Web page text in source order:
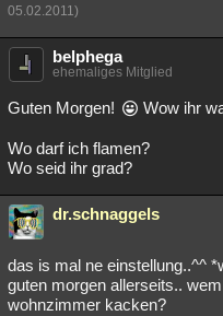
05.02.2011)
belphega
ehemaliges Mitglied
Guten Morgen! Wow ihr
Wo darf ich flamen?
Wo seid ihr grad?
dr.schnaggels
das is mal ne einstellung..^^
guten morgen allerseits..
wohnzimmer kacken?